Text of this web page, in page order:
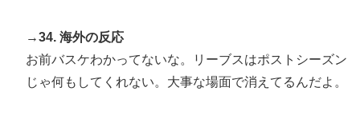
→34. 海外の反応
お前バスケわかってないな。リーブスはポストシーズン
じゃ何もしてくれない。大事な場面で消えてるんだよ。